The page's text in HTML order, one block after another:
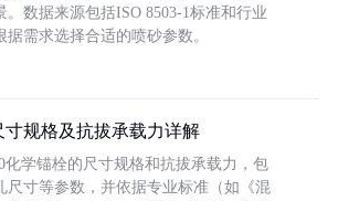
。数据来源包括ISO 8503-1标准和行业
据需求选择合适的喷砂参数。
寸规格及抗拔承载力详解
化学锚栓的尺寸规格和抗拔承载力，包
尺寸等参数，并依据专业标准（如《混